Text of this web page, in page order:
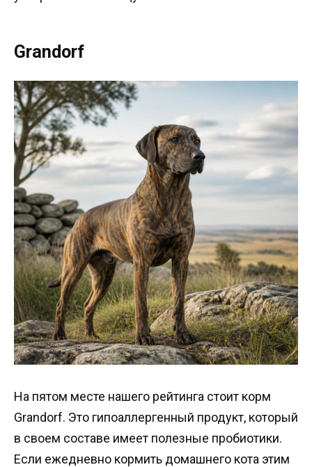
Grandorf
На пятом месте нашего рейтинга стоит корм
Grandorf. Это гипоаллергенный продукт, который
в своем составе имеет полезные пробиотики.
Если ежедневно кормить домашнего кота этим